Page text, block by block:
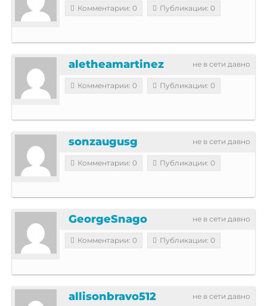
Комментарии: 0 Публикации: 0
не в сети давно
aletheamartinez
Комментарии: 0 Публикации: 0
не в сети давно
sonzaugusg
Комментарии: 0 Публикации: 0
не в сети давно
GeorgeSnago
Комментарии: 0 Публикации: 0
не в сети давно
allisonbravo512